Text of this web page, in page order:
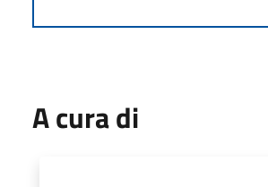
A cura di